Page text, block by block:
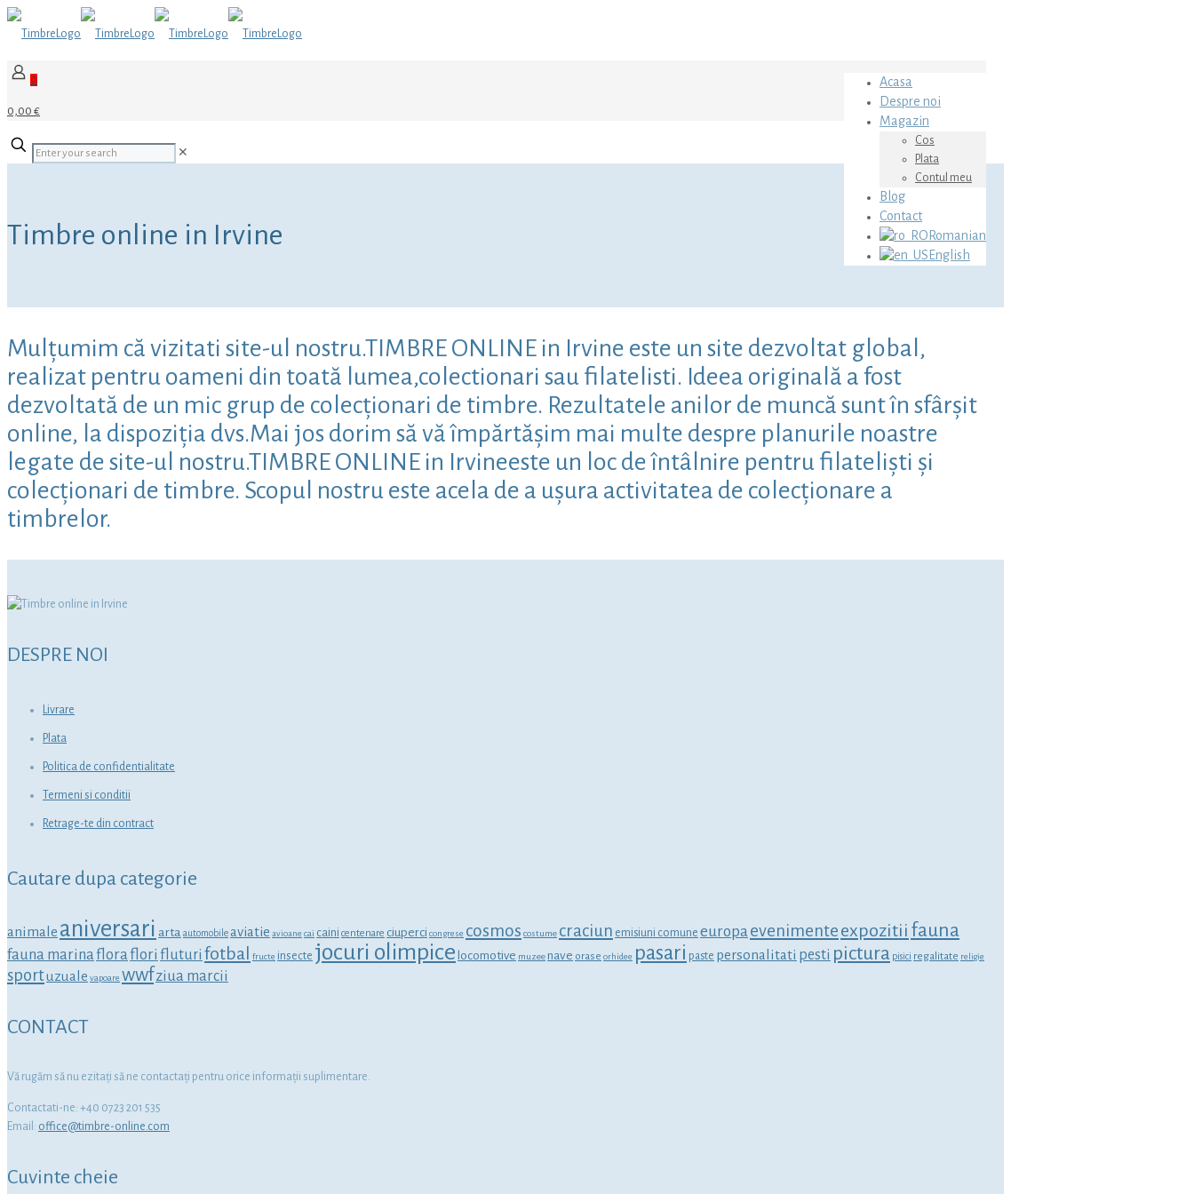
Acasa
Despre noi
Magazin
Cos
Plata
Contul meu
Blog
Contact
Romanian
English
0
0,00 €
✕
Timbre online in Irvine
Mulțumim că vizitati site-ul nostru.TIMBRE ONLINE in Irvine este un site dezvoltat global,
realizat pentru oameni din toată lumea,colectionari sau filatelisti. Ideea originală a fost
dezvoltată de un mic grup de colecționari de timbre. Rezultatele anilor de muncă sunt în sfârșit
online, la dispoziția dvs.Mai jos dorim să vă împărtășim mai multe despre planurile noastre
legate de site-ul nostru.TIMBRE ONLINE in Irvineeste un loc de întâlnire pentru filateliști și
colecționari de timbre. Scopul nostru este acela de a ușura activitatea de colecționare a
timbrelor.
DESPRE NOI
Livrare
Plata
Politica de confidentialitate
Termeni si conditii
Retrage-te din contract
Cautare dupa categorie
animale aniversari arta automobile aviatie avioane cai caini centenare ciuperci congrese cosmos costume craciun emisiuni comune europa evenimenteexpozitii fauna
fauna marinafloraflori fluturi fotbal fructe insecte jocuri olimpice locomotive muzeenave orase orhidee pasari paste personalitati pesti pictura pisici regalitate religie
sportuzuale vapoare wwfziua marcii
CONTACT
Vă rugăm să nu ezitaţi să ne contactaţi pentru orice informaţii suplimentare.
Contactati-ne: +40 0723 201 535
Email: office@timbre-online.com
Cuvinte cheie